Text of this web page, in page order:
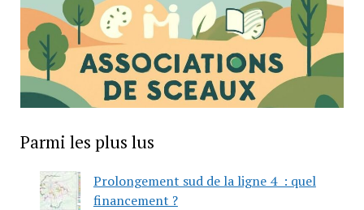
Parmi les plus lus
Prolongement sud de la ligne 4 : quel
financement ?